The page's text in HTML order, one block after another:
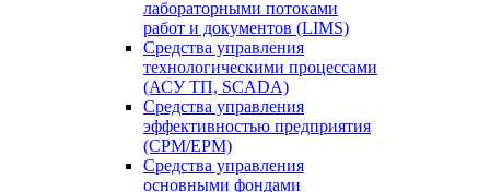
лабораторными потоками
работ и документов (LIMS)
Средства управления
технологическими процессами
(АСУ ТП, SCADA)
Средства управления
эффективностью предприятия
(CPM/EPM)
Средства управления
основными фондами